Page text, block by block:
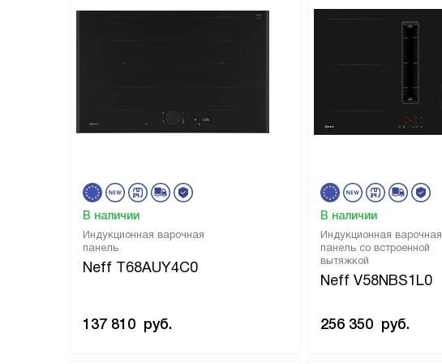
Индукционная варочная
панель
Neff T68AUY4C0
В наличии
137 810 руб.
Индукционная варочная
панель со встроенной
вытяжкой
Neff V58NBS1L0
В наличии
256 350 руб.